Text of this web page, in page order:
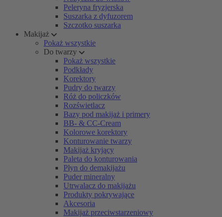
Peleryna fryzjerska
Suszarka z dyfuzorem
Szczotko suszarka
Makijaż
Pokaż wszystkie
Do twarzy
Pokaż wszystkie
Podkłady
Korektory
Pudry do twarzy
Róż do policzków
Rozświetlacz
Bazy pod makijaż i primery
BB- & CC-Cream
Kolorowe korektory
Konturowanie twarzy
Makijaż kryjący
Paleta do konturowania
Płyn do demakijażu
Puder mineralny
Utrwalacz do makijażu
Produkty pokrywające
Akcesoria
Makijaż przeciwstarzeniowy